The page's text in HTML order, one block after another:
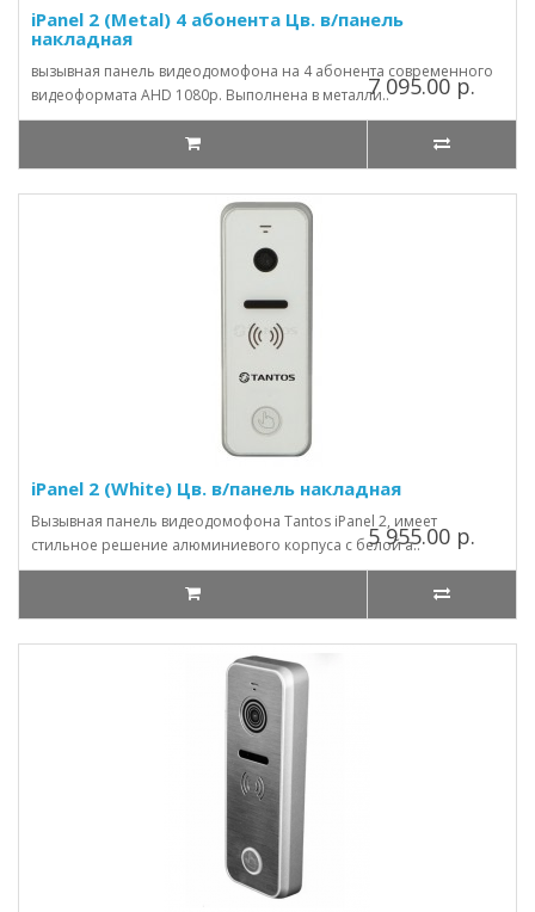
iPanel 2 (Metal) 4 абонента Цв. в/панель
накладная
вызывная панель видеодомофона на 4 абонента современного
видеоформата AHD 1080p. Выполнена в металли..7 095.00 р.
iPanel 2 (White) Цв. в/панель накладная
Вызывная панель видеодомофона Tantos iPanel 2, имеет
стильное решение алюминиевого корпуса с белой а..5 955.00 р.